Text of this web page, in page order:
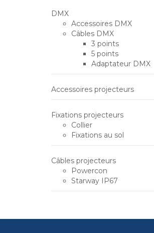
DMX
Accessoires DMX
Câbles DMX
3 points
5 points
Adaptateur DMX
Accessoires projecteurs
Fixations projecteurs
Collier
Fixations au sol
Câbles projecteurs
Powercon
Starway IP67